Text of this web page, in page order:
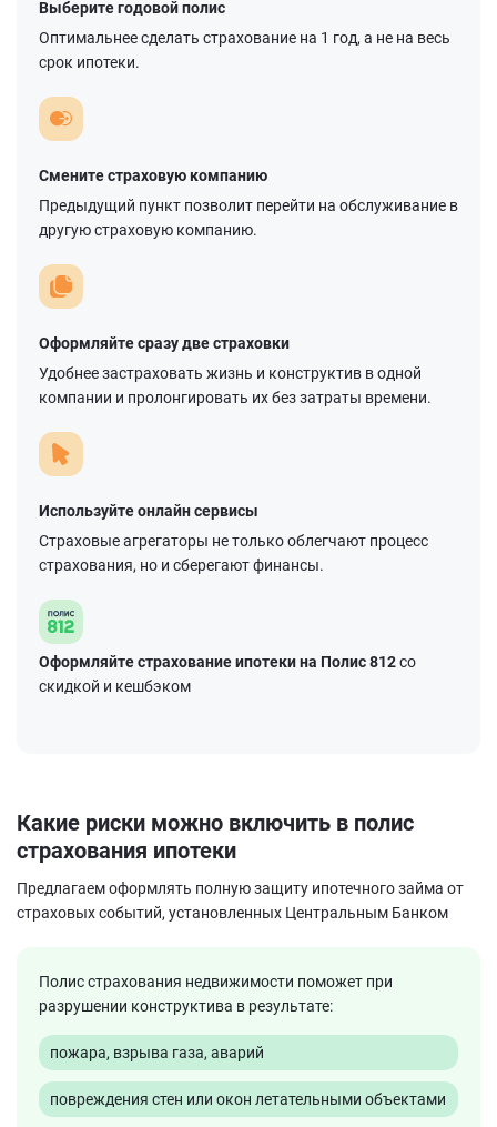
Выберите годовой полис
Оптимальнее сделать страхование на 1 год, а не на весь
срок ипотеки.
Смените страховую компанию
Предыдущий пункт позволит перейти на обслуживание в
другую страховую компанию.
Оформляйте сразу две страховки
Удобнее застраховать жизнь и конструктив в одной
компании и пролонгировать их без затраты времени.
Используйте онлайн сервисы
Страховые агрегаторы не только облегчают процесс
страхования, но и сберегают финансы.
Оформляйте страхование ипотеки на Полис 812со
скидкой и кешбэком
Какие риски можно включить в полис
страхования ипотеки
Предлагаем оформлять полную защиту ипотечного займа от
страховых событий, установленных Центральным Банком
Полис страхования недвижимости поможет при
разрушении конструктива в результате:
пожара, взрыва газа, аварий
повреждения стен или окон летательными объектами